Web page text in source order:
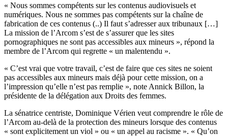
« Nous sommes compétents sur les contenus audiovisuels et
numériques. Nous ne sommes pas compétents sur la chaîne de
fabrication de ces contenus (..) Il faut s’adresser aux tribunaux […]
La mission de l’Arcom s’est de s’assurer que les sites
pornographiques ne sont pas accessibles aux mineurs », répond la
membre de l’Arcom qui regrette « un malentendu ».
« C’est vrai que votre travail, c’est de faire que ces sites ne soient
pas accessibles aux mineurs mais déjà pour cette mission, on a
l’impression qu’elle n’est pas remplie », note Annick Billon, la
présidente de la délégation aux Droits des femmes.
La sénatrice centriste, Dominique Vérien veut comprendre le rôle de
l’Arcom au-delà de la protection des mineurs lorsque des contenus
« sont explicitement un viol » ou « un appel au racisme ». « Qu’on